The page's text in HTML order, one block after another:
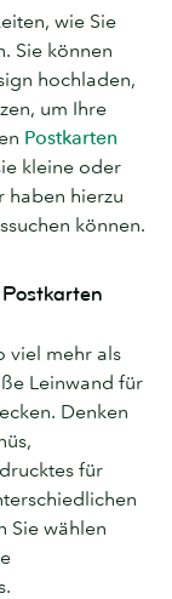
wie Sie
Sie können
hochladen,
um Ihre
Postkarten
kleine oder
haben hierzu
können.
viel mehr als
Leinwand für
Denken
für
Sie wählen